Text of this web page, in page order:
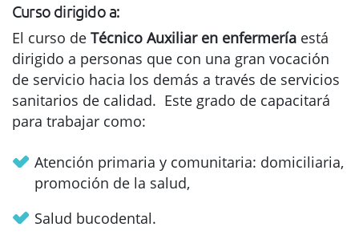
Curso dirigido a:
El curso de Técnico Auxiliar en enfermería está
dirigido a personas que con una gran vocación
de servicio hacia los demás a través de servicios
sanitarios de calidad. Este grado de capacitará
para trabajar como:
Atención primaria y comunitaria: domiciliaria,
promoción de la salud,
Salud bucodental.